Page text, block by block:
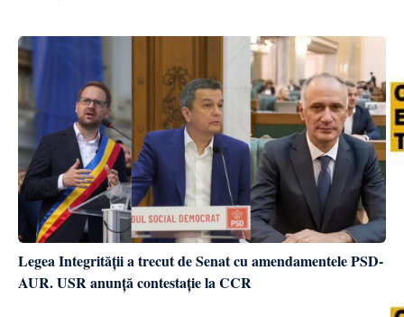
Legea Integrității a trecut de Senat cu amendamentele PSD-
AUR. USR anunță contestație la CCR